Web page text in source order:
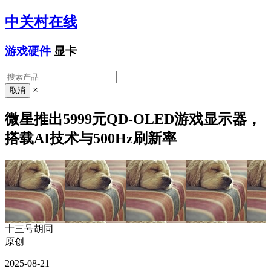
中关村在线
游戏硬件 显卡
×
微星推出5999元QD-OLED游戏显示器，
搭载AI技术与500Hz刷新率
十三号胡同
原创
2025-08-21